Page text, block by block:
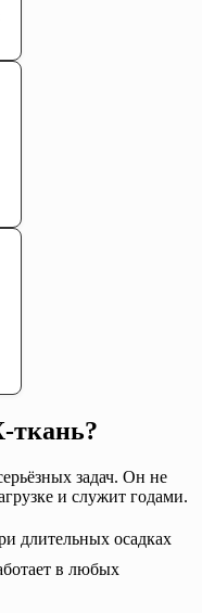
задач. Он не
и служит годами.
длительных осадках
в любых